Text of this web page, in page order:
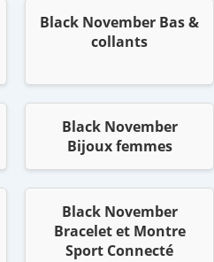
Black November Bas &
collants
Black November
Bijoux femmes
Black November
Bracelet et Montre
Sport Connecté